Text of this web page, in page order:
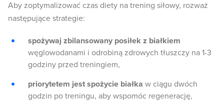
Aby zoptymalizować czas diety na trening siłowy, rozważ
następujące strategie:
spożywaj zbilansowany posiłek z białkiem
węglowodanami i odrobiną zdrowych tłuszczy na 1-3
godziny przed treningiem,
priorytetem jest spożycie białka w ciągu dwóch
godzin po treningu, aby wspomóc regenerację,